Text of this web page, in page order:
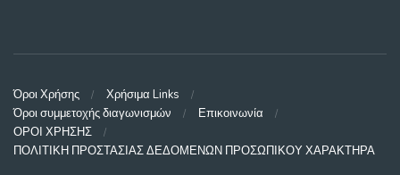
Όροι Χρήσης
Χρήσιμα Links
Όροι συμμετοχής διαγωνισμών
Επικοινωνία
ΟΡΟΙ ΧΡΗΣΗΣ
ΠΟΛΙΤΙΚΗ ΠΡΟΣΤΑΣΙΑΣ ΔΕΔΟΜΕΝΩΝ ΠΡΟΣΩΠΙΚΟΥ ΧΑΡΑΚΤΗΡΑ